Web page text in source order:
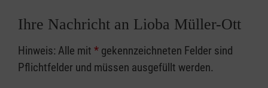
Ihre Nachricht an Lioba Müller-Ott
Hinweis: Alle mit * gekennzeichneten Felder sind
Pflichtfelder und müssen ausgefüllt werden.